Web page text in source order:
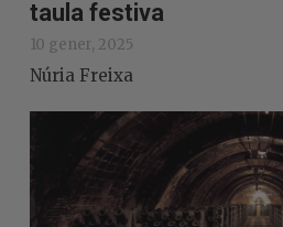
taula festiva
10 gener, 2025
Núria Freixa